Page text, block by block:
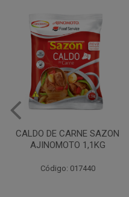
MOLHO DE TOMATE PIZZA
BONARE 1,7KG
Código: 049936